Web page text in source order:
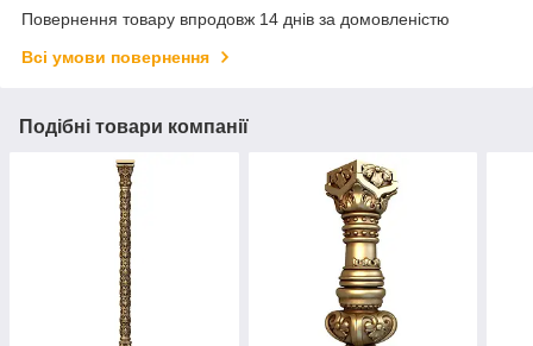
Повернення товару впродовж 14 днів за домовленістю
Всі умови повернення
Подібні товари компанії